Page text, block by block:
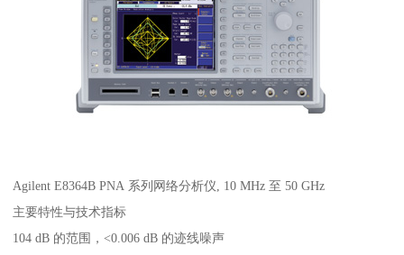
Agilent E8364B PNA 系列网络分析仪, 10 MHz 至 50 GHz
主要特性与技术指标
104 dB 的范围，<0.006 dB 的迹线噪声